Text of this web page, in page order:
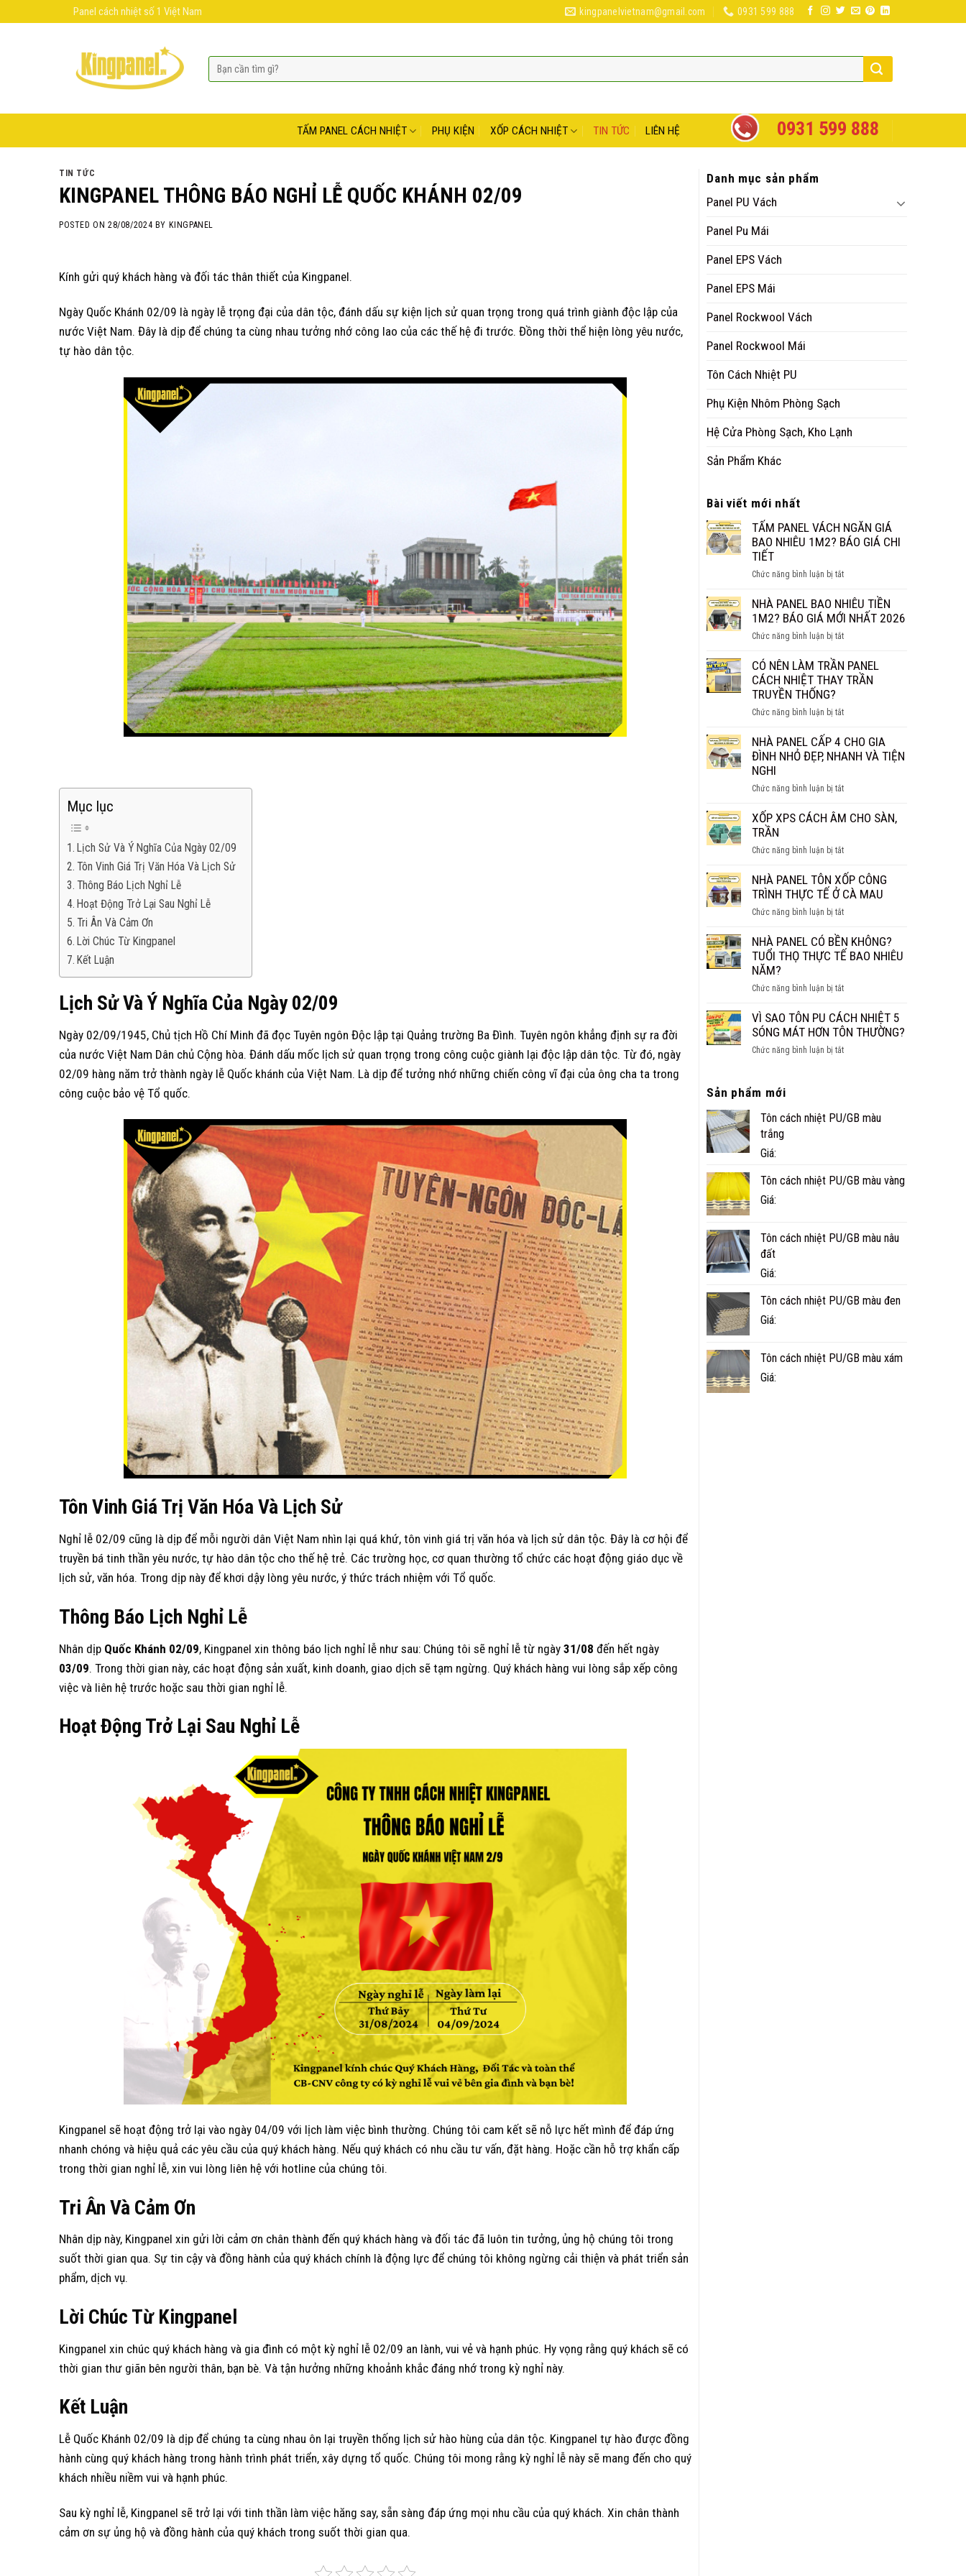
Panel cách nhiệt số 1 Việt Nam kingpanelvietnam@gmail.com 0931 599 888
TẤM PANEL CÁCH NHIỆT PHỤ KIỆN XỐP CÁCH NHIỆT TIN TỨC LIÊN HỆ 0931 599 888
TIN TỨC
KINGPANEL THÔNG BÁO NGHỈ LỄ QUỐC KHÁNH 02/09
POSTED ON28/08/2024 BY KINGPANEL
Kính gửi quý khách hàng và đối tác thân thiết của Kingpanel.
Ngày Quốc Khánh 02/09 là ngày lễ trọng đại của dân tộc, đánh dấu sự kiện lịch sử quan trọng trong quá trình giành độc lập của
nước Việt Nam. Đây là dịp để chúng ta cùng nhau tưởng nhớ công lao của các thế hệ đi trước. Đồng thời thể hiện lòng yêu nước,
tự hào dân tộc.
Mục lục
Lịch Sử Và Ý Nghĩa Của Ngày 02/09
Tôn Vinh Giá Trị Văn Hóa Và Lịch Sử
Thông Báo Lịch Nghỉ Lễ
Hoạt Động Trở Lại Sau Nghỉ Lễ
Tri Ân Và Cảm Ơn
Lời Chúc Từ Kingpanel
Kết Luận
Lịch SửVàÝ Nghĩa Của Ngày02/09
Ngày 02/09/1945, Chủ tịch Hồ Chí Minh đã đọc Tuyên ngôn Độc lập tại Quảng trường Ba Đình. Tuyên ngôn khẳng định sự ra đời
của nước Việt Nam Dân chủ Cộng hòa. Đánh dấu mốc lịch sử quan trọng trong công cuộc giành lại độc lập dân tộc. Từ đó, ngày
02/09 hàng năm trở thành ngày lễ Quốc khánh của Việt Nam. Là dịp để tưởng nhớ những chiến công vĩ đại của ông cha ta trong
công cuộc bảo vệ Tổ quốc.
Tôn Vinh GiáTrị Văn HóaVà Lịch Sử
Nghỉ lễ 02/09 cũng là dịp để mỗi người dân Việt Nam nhìn lại quá khứ, tôn vinh giá trị văn hóa và lịch sử dân tộc. Đây là cơ hội để
truyền bá tinh thần yêu nước, tự hào dân tộc cho thế hệ trẻ. Các trường học, cơ quan thường tổ chức các hoạt động giáo dục về
lịch sử, văn hóa. Trong dịp này để khơi dậy lòng yêu nước, ý thức trách nhiệm với Tổ quốc.
Thông Báo Lịch Nghỉ Lễ
Nhân dịp Quốc Khánh 02/09, Kingpanel xin thông báo lịch nghỉ lễ như sau: Chúng tôi sẽ nghỉ lễ từ ngày 31/08 đến hết ngày
03/09. Trong thời gian này, các hoạt động sản xuất, kinh doanh, giao dịch sẽ tạm ngừng. Quý khách hàng vui lòng sắp xếp công
việc và liên hệ trước hoặc sau thời gian nghỉ lễ.
HoạtĐộng Trở Lại Sau Nghỉ Lễ
Kingpanel sẽ hoạt động trở lại vào ngày 04/09 với lịch làm việc bình thường. Chúng tôi cam kết sẽ nỗ lực hết mình để đáp ứng
nhanh chóng và hiệu quả các yêu cầu của quý khách hàng. Nếu quý khách có nhu cầu tư vấn, đặt hàng. Hoặc cần hỗ trợ khẩn cấp
trong thời gian nghỉ lễ, xin vui lòng liên hệ với hotline của chúng tôi.
Tri Ân Và Cảm Ơn
Nhân dịp này, Kingpanel xin gửi lời cảm ơn chân thành đến quý khách hàng và đối tác đã luôn tin tưởng, ủng hộ chúng tôi trong
suốt thời gian qua. Sự tin cậy và đồng hành của quý khách chính là động lực để chúng tôi không ngừng cải thiện và phát triển sản
phẩm, dịch vụ.
Lời Chúc Từ Kingpanel
Kingpanel xin chúc quý khách hàng và gia đình có một kỳ nghỉ lễ 02/09 an lành, vui vẻ và hạnh phúc. Hy vọng rằng quý khách sẽ có
thời gian thư giãn bên người thân, bạn bè. Và tận hưởng những khoảnh khắc đáng nhớ trong kỳ nghỉ này.
Kết Luận
Lễ Quốc Khánh 02/09 là dịp để chúng ta cùng nhau ôn lại truyền thống lịch sử hào hùng của dân tộc. Kingpanel tự hào được đồng
hành cùng quý khách hàng trong hành trình phát triển, xây dựng tổ quốc. Chúng tôi mong rằng kỳ nghỉ lễ này sẽ mang đến cho quý
khách nhiều niềm vui và hạnh phúc.
Sau kỳ nghỉ lễ, Kingpanel sẽ trở lại với tinh thần làm việc hăng say, sẵn sàng đáp ứng mọi nhu cầu của quý khách. Xin chân thành
cảm ơn sự ủng hộ và đồng hành của quý khách trong suốt thời gian qua.
Danh mục sản phẩm
Panel PU Vách
Panel Pu Mái
Panel EPS Vách
Panel EPS Mái
Panel Rockwool Vách
Panel Rockwool Mái
Tôn Cách Nhiệt PU
Phụ Kiện Nhôm Phòng Sạch
Hệ Cửa Phòng Sạch, Kho Lạnh
Sản Phẩm Khác
Bài viết mới nhất
TẤM PANEL VÁCH NGĂN GIÁ
BAO NHIÊU 1M2? BÁO GIÁ CHI
TIẾT
Chức năng bình luận bị tắtở
PANEL
VÁCH
GIÁ
NHIÊU
1M2?
GIÁ
TIẾT
NHÀ PANEL BAO NHIÊU TIỀN
1M2? BÁO GIÁ MỚI NHẤT 2026
Chức năng bình luận bị tắtở
PANEL
BAO
1M2?
GIÁ
MỚI
2026
CÓ NÊN LÀM TRẦN PANEL
CÁCH NHIỆT THAY TRẦN
TRUYỀN THỐNG?
Chức năng bình luận bị tắtở
NÊN
LÀM
CÁCH
THAY
TRUYỀN
NHÀ PANEL CẤP 4 CHO GIA
ĐÌNH NHỎ ĐẸP, NHANH VÀ TIỆN
NGHI
Chức năng bình luận bị tắtở
PANEL
CHO
GIA
ĐÌNH
NHỎ
ĐẸP,
VÀ
TIỆN
XỐP XPS CÁCH ÂM CHO SÀN,
TRẦN
Chức năng bình luận bị tắtở
XPS
CÁCH
CHO
TRẦN
NHÀ PANEL TÔN XỐP CÔNG
TRÌNH THỰC TẾ Ở CÀ MAU
Chức năng bình luận bị tắtở
PANEL
TÔN
TRÌNH
TẾ
Ở
CÀ
NHÀ PANEL CÓ BỀN KHÔNG?
TUỔI THỌ THỰC TẾ BAO NHIÊU
NĂM?
Chức năng bình luận bị tắtở
PANEL
CÓ
KHÔNG?
BAO
VÌ SAO TÔN PU CÁCH NHIỆT 5
SÓNG MÁT HƠN TÔN THƯỜNG?
Chức năng bình luận bị tắtở
CÁCH
HƠN
Sản phẩm mới
Tôn cách nhiệt PU/GB màu
trắng
Giá:
Tôn cách nhiệt PU/GB màu vàng
Giá:
Tôn cách nhiệt PU/GB màu nâu
đất
Giá:
Tôn cách nhiệt PU/GB màu đen
Giá:
Tôn cách nhiệt PU/GB màu xám
Giá: